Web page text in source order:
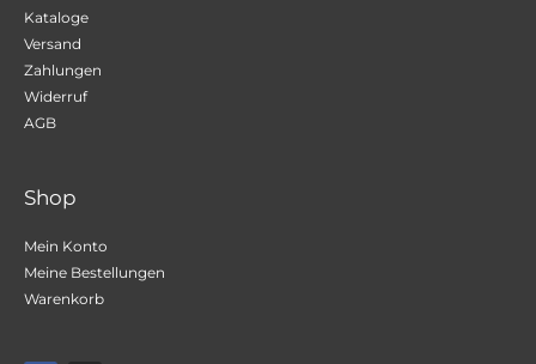
Kataloge
Versand
Zahlungen
Widerruf
AGB
Shop
Mein Konto
Meine Bestellungen
Warenkorb